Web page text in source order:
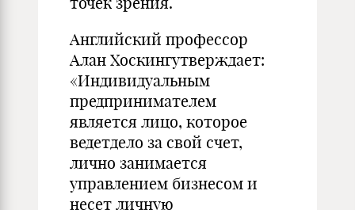
Английский профессор
Алан Хоскингутверждает:
«Индивидуальным
предпринимателем
является лицо, которое
ведетдело за свой счет,
лично занимается
управлением бизнесом и
несет личную